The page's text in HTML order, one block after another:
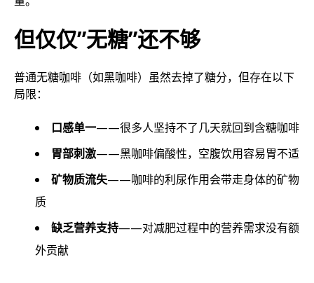
但仅仅”无糖”还不够
普通无糖咖啡（如黑咖啡）虽然去掉了糖分，但存在以下
局限：
口感单一——很多人坚持不了几天就回到含糖咖啡
胃部刺激——黑咖啡偏酸性，空腹饮用容易胃不适
矿物质流失——咖啡的利尿作用会带走身体的矿物
质
缺乏营养支持——对减肥过程中的营养需求没有额
外贡献